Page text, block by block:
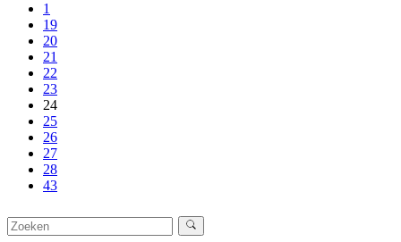
1
19
20
21
22
23
24
25
26
27
28
43